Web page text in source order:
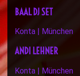
BAAL DJ SET
Konta | München
ANDI LEHNER
Konta | München